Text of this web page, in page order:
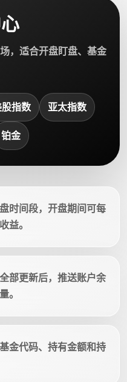
，适合开盘盯盘、基金
股指数 亚太指数
铂金
时间段，开盘期间可每
益。
部更新后，推送账户余
。
金代码、持有金额和持